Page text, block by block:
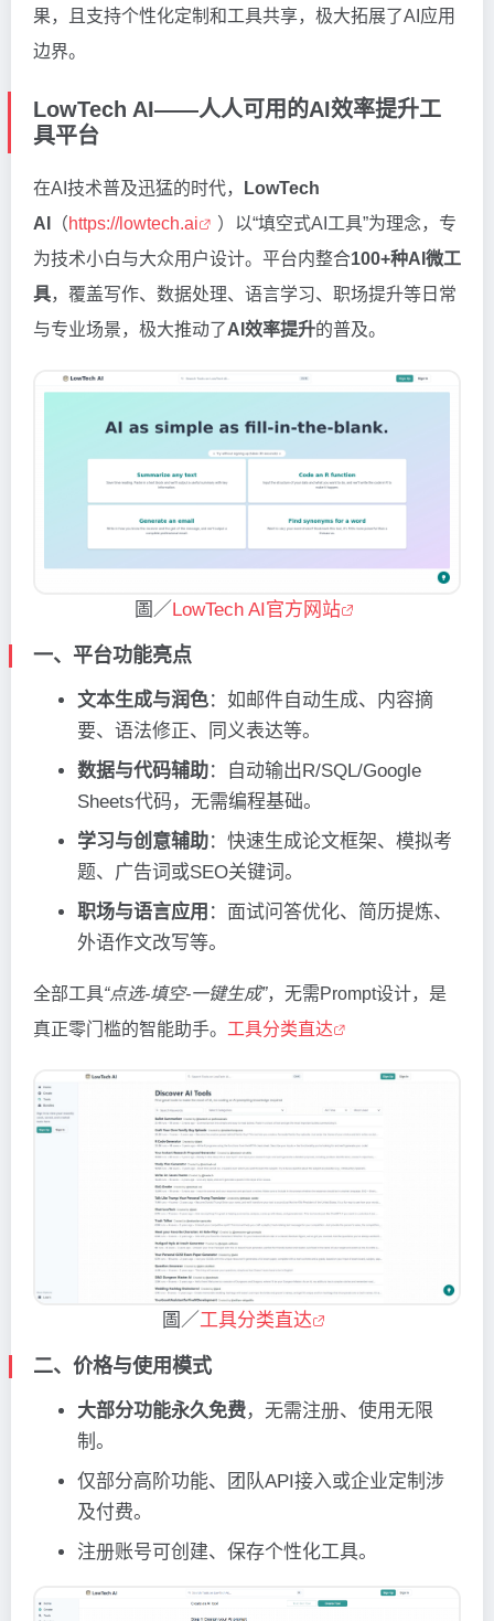
果，且支持个性化定制和工具共享，极大拓展了AI应用
边界。
LowTech AI——人人可用的AI效率提升工
具平台
在AI技术普及迅猛的时代，
LowTech
AI
（https://lowtech.ai
）以“填空式AI工具”为理念，专
为技术小白与大众用户设计。平台内整合100+种AI微工
具，覆盖写作、数据处理、语言学习、职场提升等日常
与专业场景，极大推动了AI效率提升的普及。
圖／LowTech AI官方网站
一、平台功能亮点
文本生成与润色：如邮件自动生成、内容摘
要、语法修正、同义表达等。
数据与代码辅助：自动输出R/SQL/Google
Sheets代码，无需编程基础。
学习与创意辅助：快速生成论文框架、模拟考
题、广告词或SEO关键词。
职场与语言应用 ：面试问答优化、简历提炼、
外语作文改写等。
全部工具“点选-填空-一键生成”，无需Prompt设计，是
真正零门槛的智能助手。 工具分类直达
圖／ 工具分类直达
二、价格与使用模式
大部分功能永久免费，无需注册、使用无限
制。
仅部分高阶功能、团队API接入或企业定制涉
及付费。
注册账号可创建、保存个性化工具。